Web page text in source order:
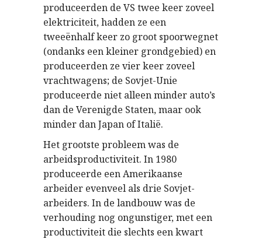
produceerden de VS twee keer zoveel
elektriciteit, hadden ze een
tweeënhalf keer zo groot spoorwegnet
(ondanks een kleiner grondgebied) en
produceerden ze vier keer zoveel
vrachtwagens; de Sovjet-Unie
produceerde niet alleen minder auto’s
dan de Verenigde Staten, maar ook
minder dan Japan of Italië.
Het grootste probleem was de
arbeidsproductiviteit. In 1980
produceerde een Amerikaanse
arbeider evenveel als drie Sovjet-
arbeiders. In de landbouw was de
verhouding nog ongunstiger, met een
productiviteit die slechts een kwart